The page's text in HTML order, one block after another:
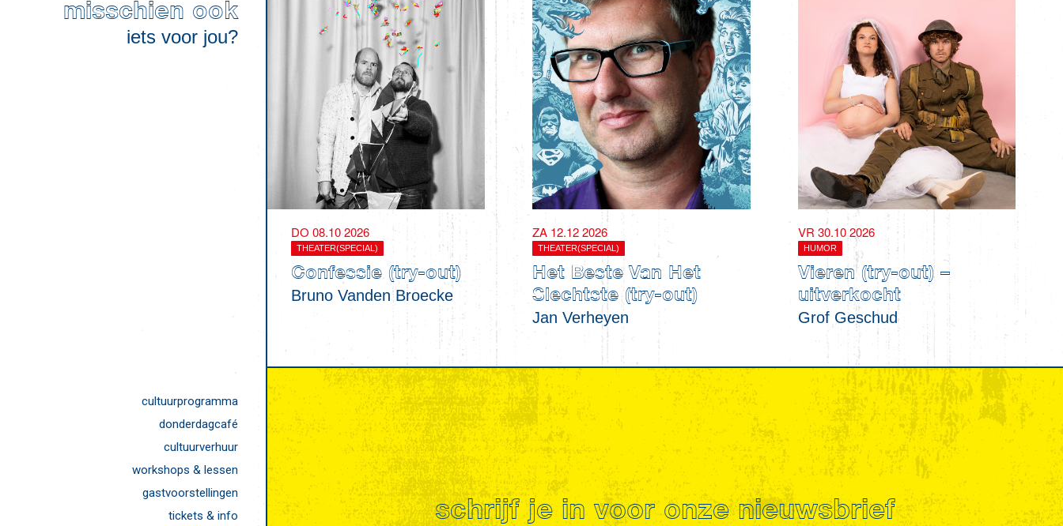
misschien ook
iets voor jou?
DO 08.10 2026
THEATER(SPECIAL)
Confessie (try-out)
Bruno Vanden Broecke
ZA 12.12 2026
THEATER(SPECIAL)
Het Beste Van Het
Slechtste (try-out)
Jan Verheyen
VR 30.10 2026
HUMOR
Vieren (try-out) –
uitverkocht
Grof Geschud
cultuurprogramma
donderdagcafé
cultuurverhuur
workshops & lessen
gastvoorstellingen
tickets & info
schrijf je in voor onze nieuwsbrief